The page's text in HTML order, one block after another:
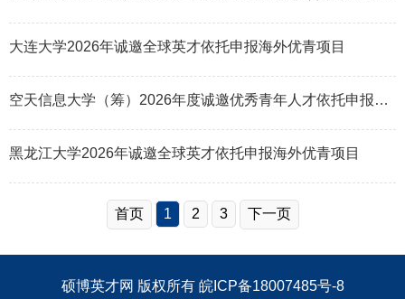
大连大学2026年诚邀全球英才依托申报海外优青项目
空天信息大学（筹）2026年度诚邀优秀青年人才依托申报山东省海外优青项目
黑龙江大学2026年诚邀全球英才依托申报海外优青项目
首页 1 2 3 下一页
硕博英才网 版权所有 皖ICP备18007485号-8